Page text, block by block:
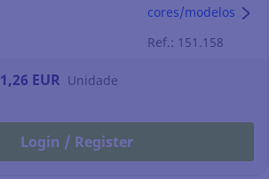
mm - preto
cores/modelos
Ref.: 151.158
1,26 EUR Unidade
Login / Register